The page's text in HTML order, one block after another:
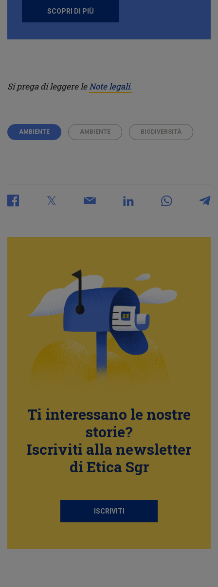
SCOPRI DI PIÙ
Si prega di leggere leNote legali.
AMBIENTE AMBIENTE BIODIVERSITÀ
Ti interessano le nostre
storie?
Iscriviti alla newsletter
di Etica Sgr
ISCRIVITI